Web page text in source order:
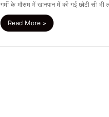
गर्मी के मौसम में खानपान में की गई छोटी सी
Read More »